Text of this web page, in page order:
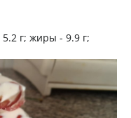
5.2 г; жиры - 9.9 г;